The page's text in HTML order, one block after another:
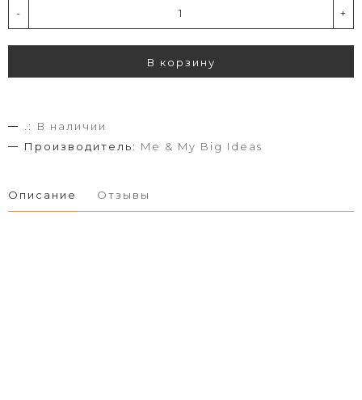
- +
В корзину
.:
В наличии
Производитель: Me & My Big Ideas
Описание Отзывы